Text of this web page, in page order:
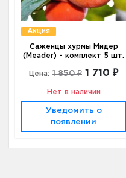
Акция
Саженцы хурмы Мидер
(Meader) - комплект 5 шт.
Цена: 1 850 ₽ 1 710 ₽
Нет в наличии
Уведомить о
появлении